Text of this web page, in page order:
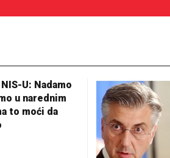
U: Nadamo
u narednim
to moći da